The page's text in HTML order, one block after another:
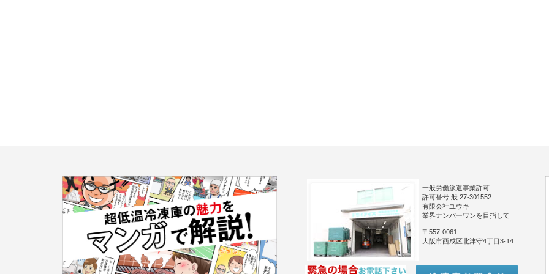
一般労働派遣事業許可
許可番号 般 27-301552
有限会社ユウキ
業界ナンバーワンを目指して
〒557-0061
大阪市西成区北津守4丁目3-14